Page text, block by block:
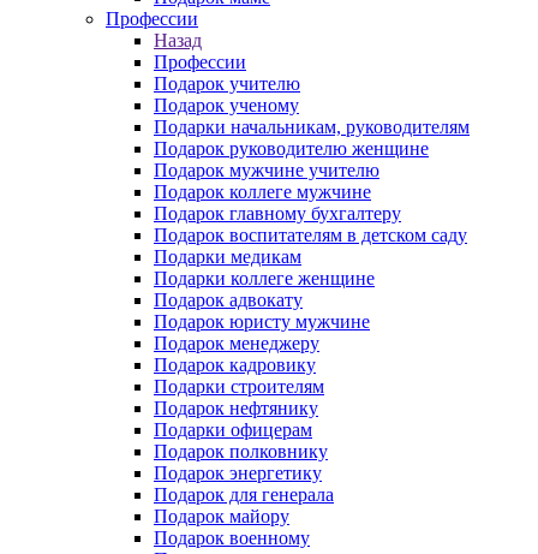
Профессии
Назад
Профессии
Подарок учителю
Подарок ученому
Подарки начальникам, руководителям
Подарок руководителю женщине
Подарок мужчине учителю
Подарок коллеге мужчине
Подарок главному бухгалтеру
Подарок воспитателям в детском саду
Подарки медикам
Подарки коллеге женщине
Подарок адвокату
Подарок юристу мужчине
Подарок менеджеру
Подарок кадровику
Подарки строителям
Подарок нефтянику
Подарки офицерам
Подарок полковнику
Подарок энергетику
Подарок для генерала
Подарок майору
Подарок военному